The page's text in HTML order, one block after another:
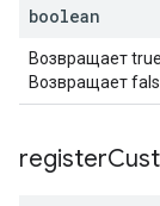
boolean
Возвращает
Возвращает
register